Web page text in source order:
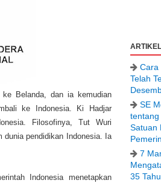
ke Belanda, dan ia kemudian
ke Indonesia. Ki Hadjar
Filosofinya, Tut Wuri
dunia pendidikan Indonesia. Ia
Indonesia menetapkan
Cara
Telah
SE
tentang
Satuan
7
35